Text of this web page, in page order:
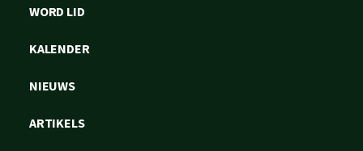
WORD LID
KALENDER
NIEUWS
ARTIKELS